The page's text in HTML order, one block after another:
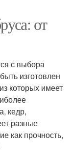
от
с выбора
изготовлен
которых имеет
кедр,
разные
как прочность,